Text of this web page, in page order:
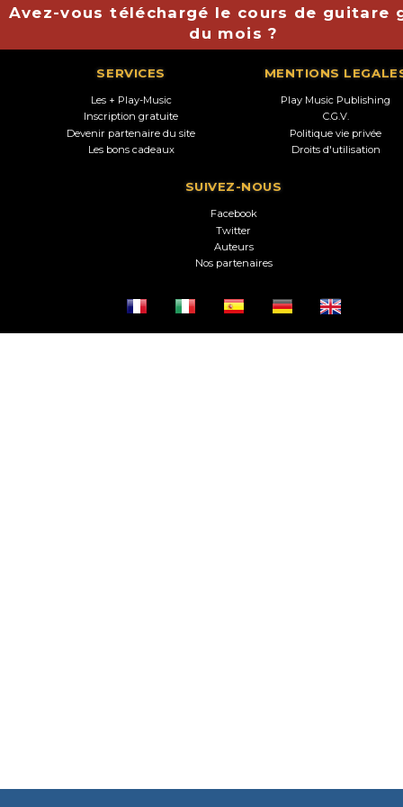
Avez-vous téléchargé le cours de guitare
du mois ?
SERVICES
Les + Play-Music
Inscription gratuite
Devenir partenaire du site
Les bons cadeaux
MENTIONS
Play Music Publishing
C.G.V.
Politique vie privée
Droits d'utilisation
SUIVEZ-NOUS
Facebook
Twitter
Auteurs
Nos partenaires